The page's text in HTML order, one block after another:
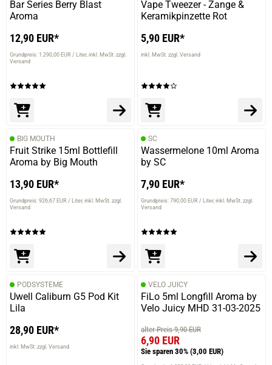
Bar Series Berry Blast
Aroma
12,90 EUR*
Grundpreis: 1.290,00 EUR / Liter inkl. MwSt. zzgl.
Versand
Vape Tweezer - Zange &
Keramikpinzette Rot
5,90 EUR*
inkl. MwSt. zzgl. Versand
BIG MOUTH
Fruit Strike 15ml Bottlefill
Aroma by Big Mouth
13,90 EUR*
Grundpreis: 926,67 EUR / Liter inkl. MwSt. zzgl.
Versand
SC
Wassermelone 10ml Aroma
by SC
7,90 EUR*
Grundpreis: 790,00 EUR / Liter inkl. MwSt. zzgl.
Versand
PODSYSTEME
Uwell Caliburn G5 Pod Kit
Lila
28,90 EUR*
inkl. MwSt. zzgl. Versand
VELO JUICY
FiLo 5ml Longfill Aroma by
Velo Juicy MHD 31-03-2025
alter Preis 9,90 EUR
6,90 EUR
Sie sparen 30% (3,00 EUR)